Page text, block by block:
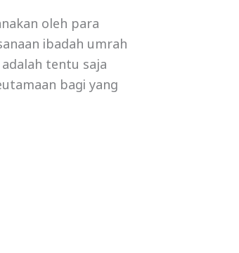
oleh para
ibadah umrah
tentu saja
bagi yang